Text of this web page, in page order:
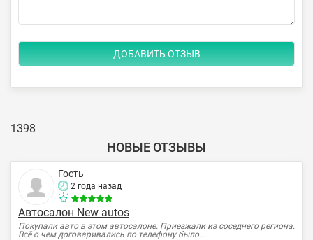
1398
НОВЫЕ ОТЗЫВЫ
Гость
2 года назад
Автосалон New autos
Покупали авто в этом автосалоне. Приезжали из соседнего региона.
Всё о чем договаривались по телефону было...